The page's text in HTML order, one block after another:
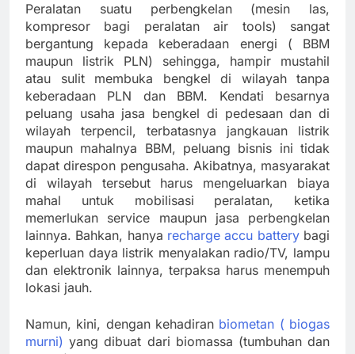
Peralatan suatu perbengkelan (mesin las,
kompresor bagi peralatan air tools) sangat
bergantung kepada keberadaan energi ( BBM
maupun listrik PLN) sehingga, hampir mustahil
atau sulit membuka bengkel di wilayah tanpa
keberadaan PLN dan BBM. Kendati besarnya
peluang usaha jasa bengkel di pedesaan dan di
wilayah terpencil, terbatasnya jangkauan listrik
maupun mahalnya BBM, peluang bisnis ini tidak
dapat direspon pengusaha. Akibatnya, masyarakat
di wilayah tersebut harus mengeluarkan biaya
mahal untuk mobilisasi peralatan, ketika
memerlukan service maupun jasa perbengkelan
lainnya. Bahkan, hanya recharge accu batterybagi
keperluan daya listrik menyalakan radio/TV, lampu
dan elektronik lainnya, terpaksa harus menempuh
lokasi jauh.
Namun, kini, dengan kehadiran biometan ( biogas
murni)yang dibuat dari biomassa (tumbuhan dan